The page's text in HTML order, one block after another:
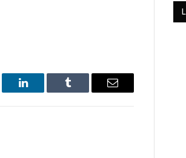
LinkedIn Tumblr Email